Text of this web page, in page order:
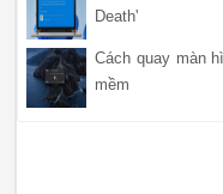
Death'
Cách quay màn
mềm